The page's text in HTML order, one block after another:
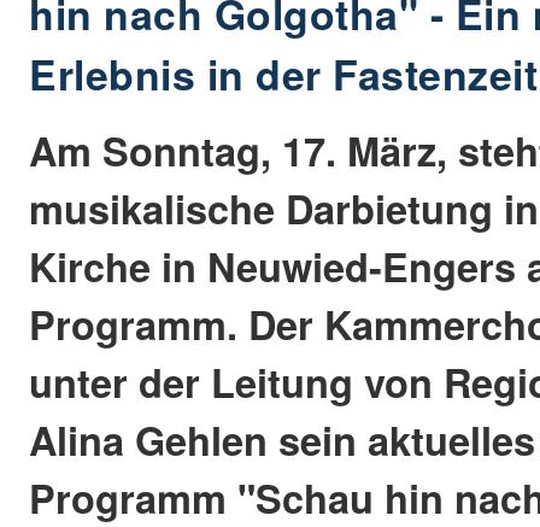
hin nach Golgotha" -
Erlebnis in der Fastenzeit
Am Sonntag, 17. März,
musikalische Darbietung
Kirche in Neuwied-Engers
Programm. Der
unter der Leitung von
Alina Gehlen sein
Programm "Schau hin